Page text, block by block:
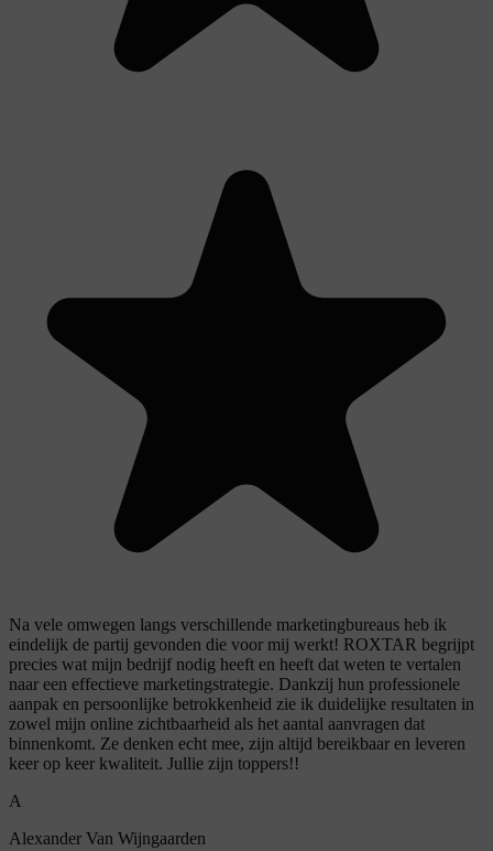
Na vele omwegen langs verschillende marketingbureaus heb ik
eindelijk de partij gevonden die voor mij werkt! ROXTAR begrijpt
precies wat mijn bedrijf nodig heeft en heeft dat weten te vertalen
naar een effectieve marketingstrategie. Dankzij hun professionele
aanpak en persoonlijke betrokkenheid zie ik duidelijke resultaten in
zowel mijn online zichtbaarheid als het aantal aanvragen dat
binnenkomt. Ze denken echt mee, zijn altijd bereikbaar en leveren
keer op keer kwaliteit. Jullie zijn toppers!!
A
Alexander Van Wijngaarden